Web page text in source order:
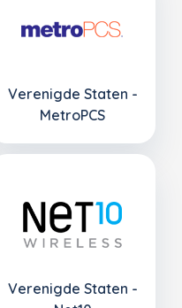
Verenigde Staten -
MetroPCS
Verenigde Staten -